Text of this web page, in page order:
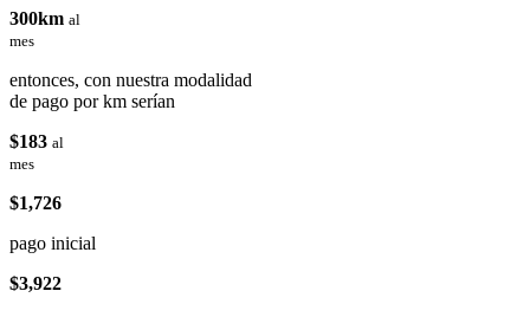
300km al
mes
entonces, con nuestra modalidad
de pago por km serían
$183 al
mes
$1,726
pago inicial
$3,922